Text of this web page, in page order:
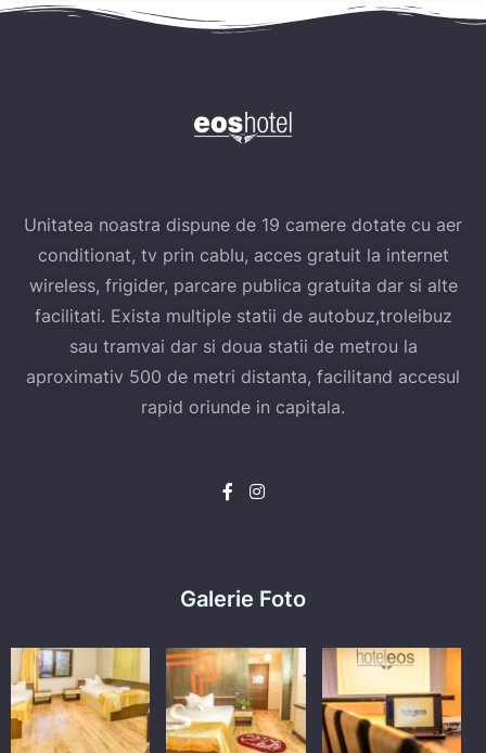
Unitatea noastra dispune de 19 camere dotate cu aer
conditionat, tv prin cablu, acces gratuit la internet
wireless, frigider, parcare publica gratuita dar si alte
facilitati. Exista multiple statii de autobuz,troleibuz
sau tramvai dar si doua statii de metrou la
aproximativ 500 de metri distanta, facilitand accesul
rapid oriunde in capitala.
Galerie Foto